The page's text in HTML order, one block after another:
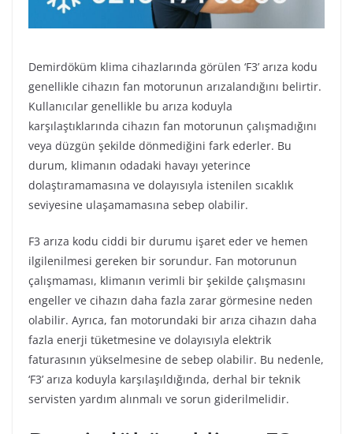
Demirdöküm klima cihazlarında görülen ‘F3’ arıza kodu
genellikle cihazın fan motorunun arızalandığını belirtir.
Kullanıcılar genellikle bu arıza koduyla
karşılaştıklarında cihazın fan motorunun çalışmadığını
veya düzgün şekilde dönmediğini fark ederler. Bu
durum, klimanın odadaki havayı yeterince
dolaştıramamasına ve dolayısıyla istenilen sıcaklık
seviyesine ulaşamamasına sebep olabilir.
F3 arıza kodu ciddi bir durumu işaret eder ve hemen
ilgilenilmesi gereken bir sorundur. Fan motorunun
çalışmaması, klimanın verimli bir şekilde çalışmasını
engeller ve cihazın daha fazla zarar görmesine neden
olabilir. Ayrıca, fan motorundaki bir arıza cihazın daha
fazla enerji tüketmesine ve dolayısıyla elektrik
faturasının yükselmesine de sebep olabilir. Bu nedenle,
‘F3’ arıza koduyla karşılaşıldığında, derhal bir teknik
servisten yardım alınmalı ve sorun giderilmelidir.